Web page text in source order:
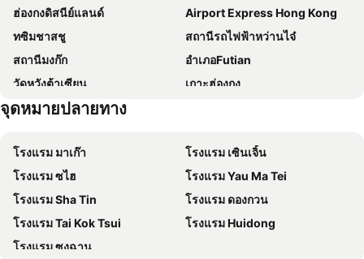
โรงแรมวาย เอ็ม ซี เอ ซาลิสบูรี่ ฮ่องกง
โรงแรมเบสท์เวสเทิร์น พลัส ฮ่องกง
โรงแรมรีกัล แอร์พอร์ต
Regala Skycity Hotel
โรงแรมแรมเบลอร์ การ์เด้น
โรงแรมนิวเวิลด์ มิลเลนเนียม ฮ่องกง
โรงแรมรีกัล ริเวอร์ไซด์
Grand Bay View Hotel
Hotel Cozi Resort
โรงแรมเอ็มวัน เหยามาไต๋
Hotel Alexandra
โรงแรมโกลด์โคสต์ ฮ่องกง
เมโทรพาร์ค โฮเต็ล เกาลูน
The Royal Pacific Hotel & Towers
ไวไฟบูติกโฮเต็ล
The Emperor Hotel
Dorsett Mongkok, Hong Kong
บิชอป เลย์ อินเตอร์เนชั่นเนล เฮาส์
ฮ่องกงดิสนีย์แลนด์
Airport Express Hong Kong
ทซิมชาสชู
สถานีรถไฟฟ้าหว่านไจ๋
สถานีมงก๊ก
อำเภอFutian
วัดหวังต้าเซียน
เกาะฮ่องกง
เกาลูน
Central Metro Station
หลานไกวฟง
สถานีรถไฟฟ้าจอร์แดน
Kwun Tong
Tung Chung
East Tsim Sha Tsui Metro Station
Asias Fashion Jewellery & Accessories Fair-March
Interfiliere Hongkong
Asian Business Aviation
จุดหมายปลายทาง
โรงแรม มาเก๊า
โรงแรม เซินเจิ้น
โรงแรม ซไฮ
โรงแรม Yau Ma Tei
โรงแรม Sha Tin
โรงแรม ดองกวน
โรงแรม Tai Kok Tsui
โรงแรม Huidong
โรงแรม ซงฉาน